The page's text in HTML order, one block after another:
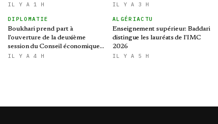
sécurité des Nations Unies
IL Y A 1 H
IL Y A 3 H
DIPLOMATIE
Boukhari prend part à
l'ouverture de la deuxième
session du Conseil économique,
social, culturel et
IL Y A 4 H
ALGÉRIACTU
Enseignement supérieur: Baddari
distingue les lauréats de l'IMC
2026
IL Y A 5 H